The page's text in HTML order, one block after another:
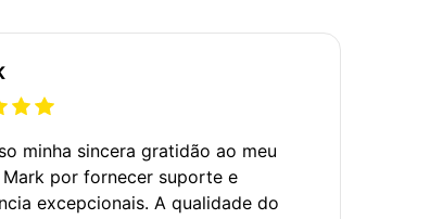
minha sincera gratidão ao meu
por fornecer suporte e
excepcionais. A qualidade do